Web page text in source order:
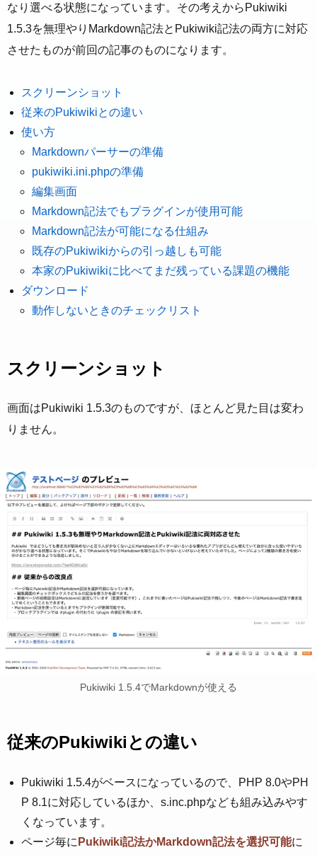
なり選べる状態になっています。その考えからPukiwiki
1.5.3を無理やりMarkdown記法とPukiwiki記法の両方に対応
させたものが前回の記事のものになります。
スクリーンショット
従来のPukiwikiとの違い
使い方
Markdownパーサーの準備
pukiwiki.ini.phpの準備
編集画面
Markdown記法でもプラグインが使用可能
Markdown記法が可能になる仕組み
既存のPukiwikiからの引っ越しも可能
本家のPukiwikiに比べてまだ残っている課題の機能
ダウンロード
動作しないときのチェックリスト
スクリーンショット
画面はPukiwiki 1.5.3のものですが、ほとんど見た目は変わ
りません。
Pukiwiki 1.5.4でMarkdownが使える
従来のPukiwikiとの違い
Pukiwiki 1.5.4がベースになっているので、PHP 8.0やPH
P 8.1に対応しているほか、s.inc.phpなども組み込みやす
くなっています。
ページ毎に Pukiwiki記法かMarkdown記法を選択可能に